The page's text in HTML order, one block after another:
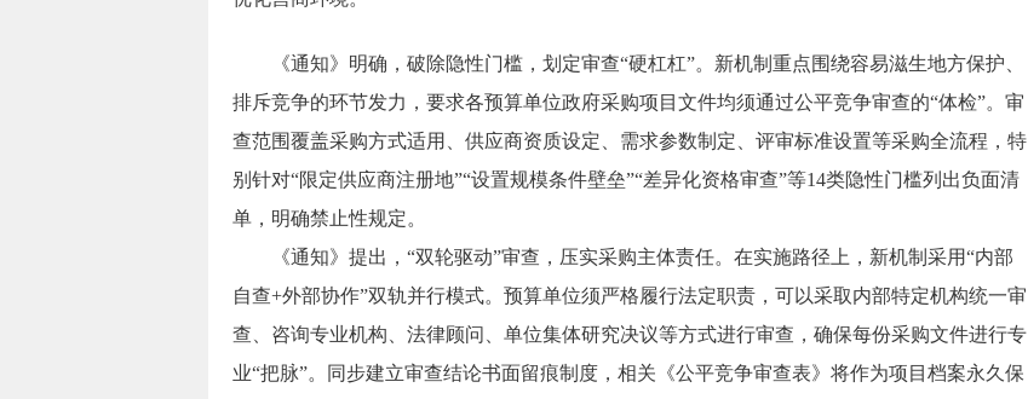
《通知》明确，‌破除隐性门槛，划定审查“硬杠杠”。新机制重点围绕容易滋生地方保护、
排斥竞争的环节发力，要求各预算单位政府采购项目文件均须通过公平竞争审查的“体检”。审
查范围覆盖采购方式适用、供应商资质设定、需求参数制定、评审标准设置等采购全流程，特
别针对“限定供应商注册地”“设置规模条件壁垒”“差异化资格审查”等14类隐性门槛列出负面清
单，明确禁止性规定。
《通知》提出，“双轮驱动”审查，压实采购主体责任。在实施路径上，新机制采用“内部
自查+外部协作”双轨并行模式。预算单位须严格履行法定职责，可以采取内部特定机构统一审
查、咨询专业机构、法律顾问、单位集体研究决议等方式进行审查，确保每份采购文件进行专
业“把脉”。同步建立审查结论书面留痕制度，相关《公平竞争审查表》将作为项目档案永久保